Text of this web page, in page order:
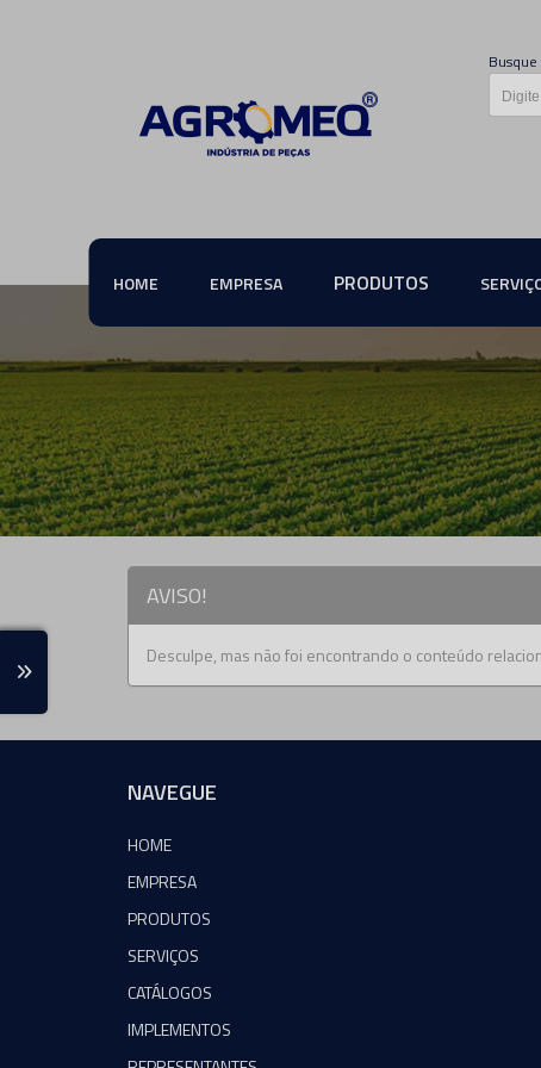
HOME EMPRESA PRODUTOS
AVISO!
Desculpe, mas não foi encontrando o conteúdo
NAVEGUE
HOME
EMPRESA
PRODUTOS
SERVIÇOS
CATÁLOGOS
IMPLEMENTOS